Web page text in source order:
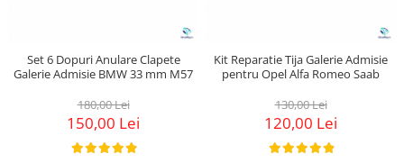
Set 6 Dopuri Anulare Clapete
Galerie Admisie BMW 33 mm M57
180,00 Lei
150,00 Lei
Kit Reparatie Tija Galerie Admisie
pentru Opel Alfa Romeo Saab
130,00 Lei
120,00 Lei